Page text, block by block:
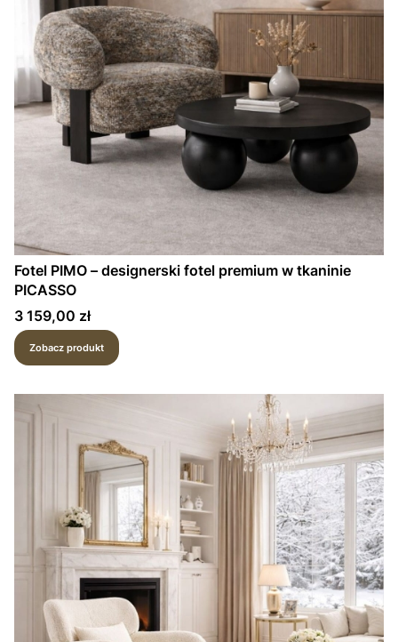
Fotel PIMO – designerski fotel premium w tkaninie
PICASSO
Cena
3 159,00 zł
Zobacz produkt